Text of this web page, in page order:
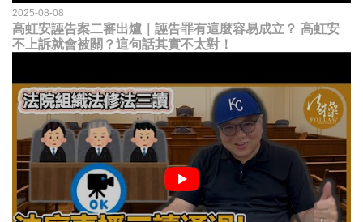
2025-08-08
高虹安誣告案二審出爐｜誣告罪有這麼容易成立？ 高虹安
不上訴就會被關？這句話其實不太對！